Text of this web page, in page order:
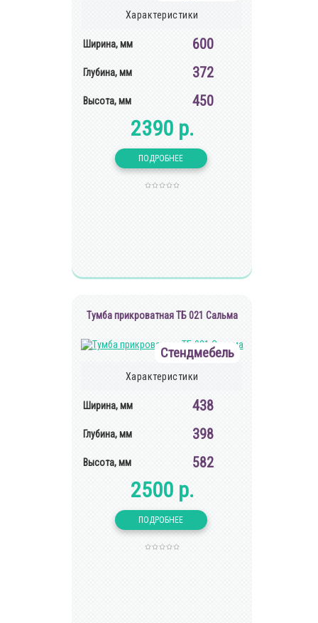
Характеристики
Ширина, мм 600
Глубина, мм 372
Высота, мм 450
2390 р.
Тумба прикроватная ТБ 021 Сальма
Стендмебель
Характеристики
Ширина, мм 438
Глубина, мм 398
Высота, мм 582
2500 р.